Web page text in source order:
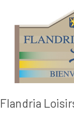
Flandria